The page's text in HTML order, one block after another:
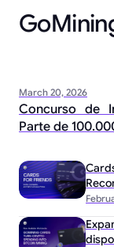
March 20, 2026
Concurso de
Parte de